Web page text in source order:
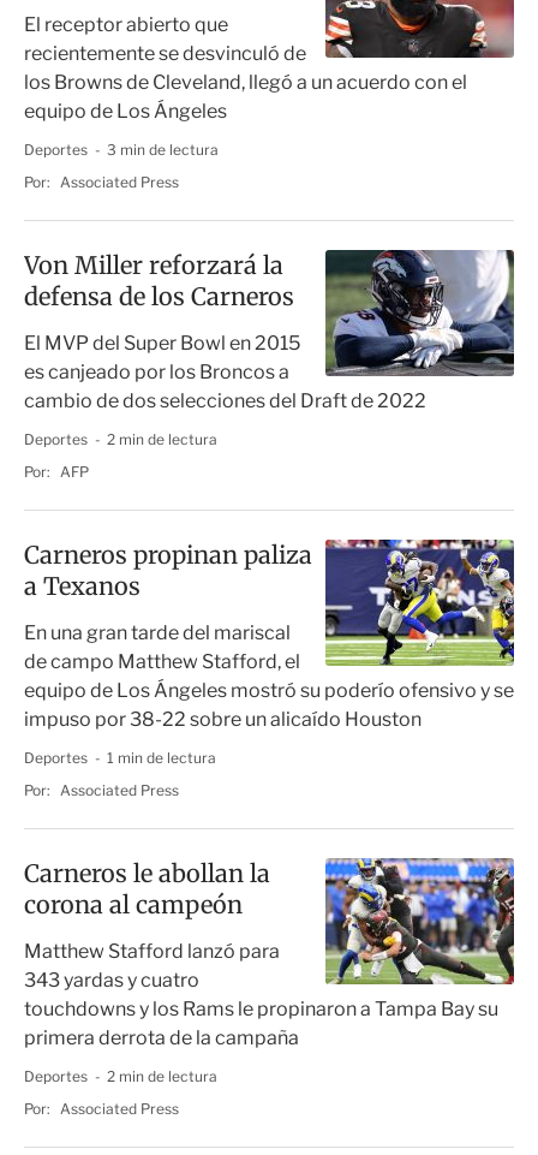
El receptor abierto que
recientemente se desvinculó de
los Browns de Cleveland, llegó a un acuerdo con el
equipo de Los Ángeles
Deportes
3 min de lectura
Por: Associated Press
Von Miller reforzará la
defensa de los Carneros
El MVP del Super Bowl en 2015
es canjeado por los Broncos a
cambio de dos selecciones del Draft de 2022
Deportes
2 min de lectura
Por: AFP
Carneros propinan paliza
a Texanos
En una gran tarde del mariscal
de campo Matthew Stafford, el
equipo de Los Ángeles mostró su poderío ofensivo y se
impuso por 38-22 sobre un alicaído Houston
Deportes
1 min de lectura
Por: Associated Press
Carneros le abollan la
corona al campeón
Matthew Stafford lanzó para
343 yardas y cuatro
touchdowns y los Rams le propinaron a Tampa Bay su
primera derrota de la campaña
Deportes
2 min de lectura
Por: Associated Press